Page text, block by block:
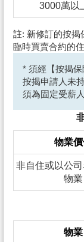
3000萬以
註: 新修訂的按揭
臨時買賣合約的
* 須經【按揭
按揭申請人未
須為固定受薪
物業
非自住或以公
物業
物業